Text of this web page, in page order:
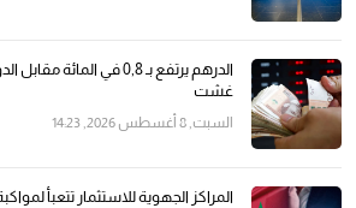
غشت
السبت, 8 أغسطس 2026, 14:23
المراكز الجهوية للاستثمار تتعبأ